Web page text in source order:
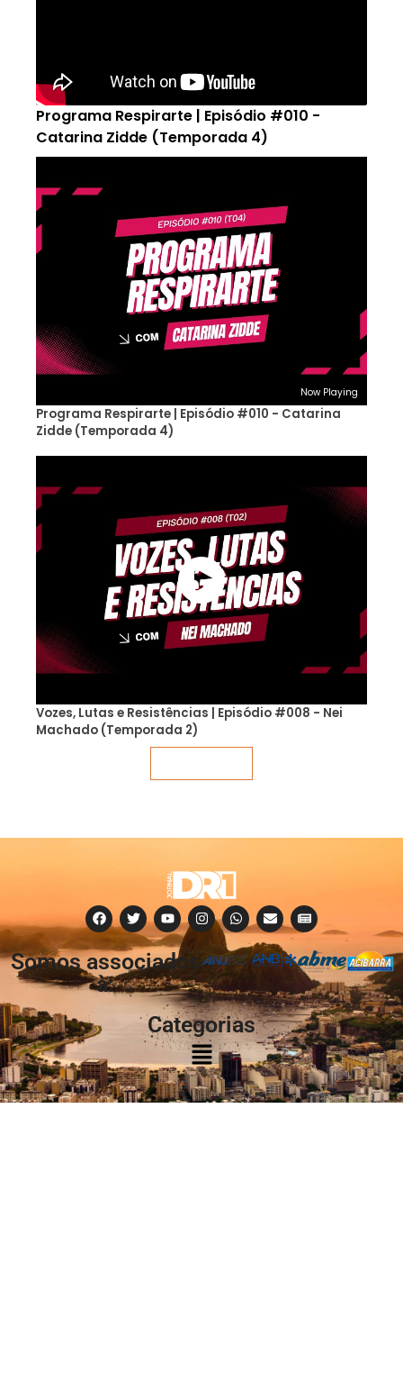
Programa Respirarte | Episódio #010 -
Catarina Zidde (Temporada 4)
Now Playing
Programa Respirarte | Episódio #010 - Catarina
Zidde (Temporada 4)
Vozes, Lutas e Resistências | Episódio #008 - Nei
Machado (Temporada 2)
Somos associados
à:
Categorias